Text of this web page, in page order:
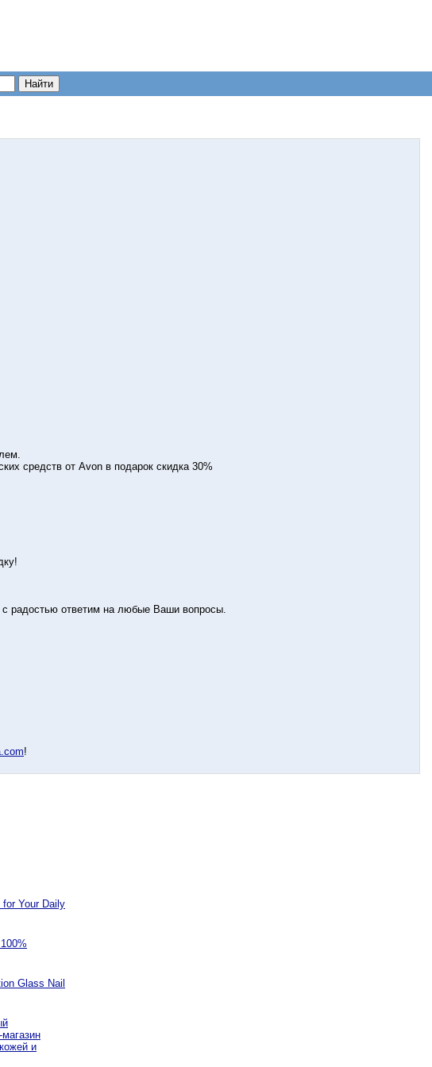
средств от Avon в подарок скидка 30%
радостью ответим на любые Ваши вопросы.
!
for Your Daily
Glass Nail
и